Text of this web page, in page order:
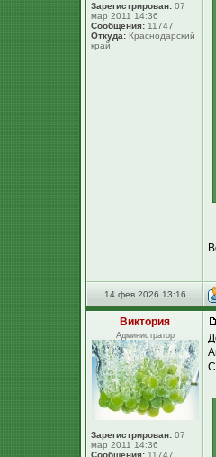
Зарегистрирован: 07
мар 2011 14:36
Сообщения: 11747
Откуда: Краснодарский
край
14 фев 2026 13:16
Виктория
Администратор
Зарегистрирован: 07
мар 2011 14:36
Сообщения: 11747